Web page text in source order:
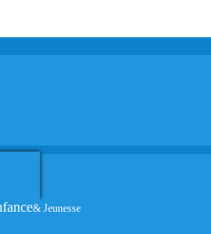
& Jeunesse